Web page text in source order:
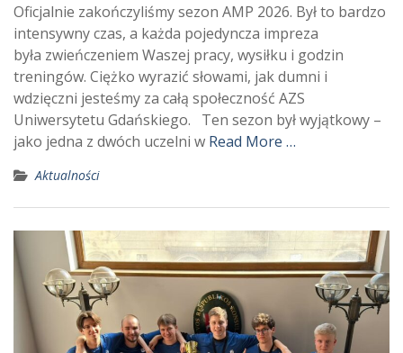
Oficjalnie zakończyliśmy sezon AMP 2026. Był to bardzo
intensywny czas, a każda pojedyncza impreza
była zwieńczeniem Waszej pracy, wysiłku i godzin
treningów. Ciężko wyrazić słowami, jak dumni i
wdzięczni jesteśmy za całą społeczność AZS
Uniwersytetu Gdańskiego. Ten sezon był wyjątkowy –
jako jedna z dwóch uczelni w Read More …
Aktualności